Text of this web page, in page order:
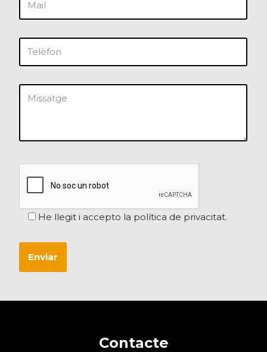
He llegit i accepto la política de privacitat.
Contacte